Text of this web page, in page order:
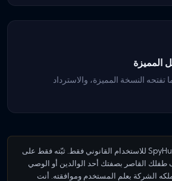
المميزة
النسخة المميزة، والاسترداد
SpyHuman للاستخدام القانوني فقط. ثبّته فقط على
طفلك القاصر بصفتك أحد الوالدين أو الوصي
الشركة بعلم المستخدم وموافقته. أنت